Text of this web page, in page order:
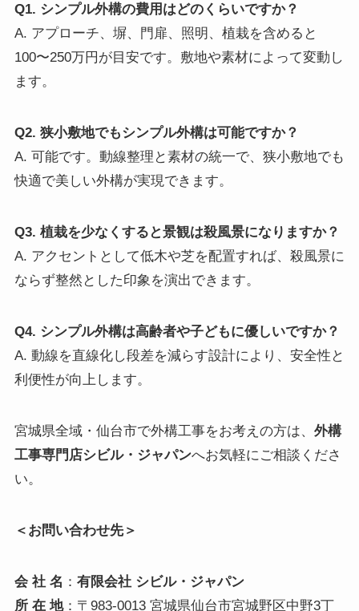
Q1. シンプル外構の費用はどのくらいですか？
A. アプローチ、塀、門扉、照明、植栽を含めると
100〜250万円が目安です。敷地や素材によって変動し
ます。
Q2. 狭小敷地でもシンプル外構は可能ですか？
A. 可能です。動線整理と素材の統一で、狭小敷地でも
快適で美しい外構が実現できます。
Q3. 植栽を少なくすると景観は殺風景になりますか？
A. アクセントとして低木や芝を配置すれば、殺風景に
ならず整然とした印象を演出できます。
Q4. シンプル外構は高齢者や子どもに優しいですか？
A. 動線を直線化し段差を減らす設計により、安全性と
利便性が向上します。
宮城県全域・仙台市で外構工事をお考えの方は、 外構
工事専門店シビル・ジャパンへお気軽にご相談くださ
い。
＜お問い合わせ先＞
会 社 名 ： 有限会社 シビル・ジャパン
所 在 地：〒983-0013 宮城県仙台市宮城野区中野3丁